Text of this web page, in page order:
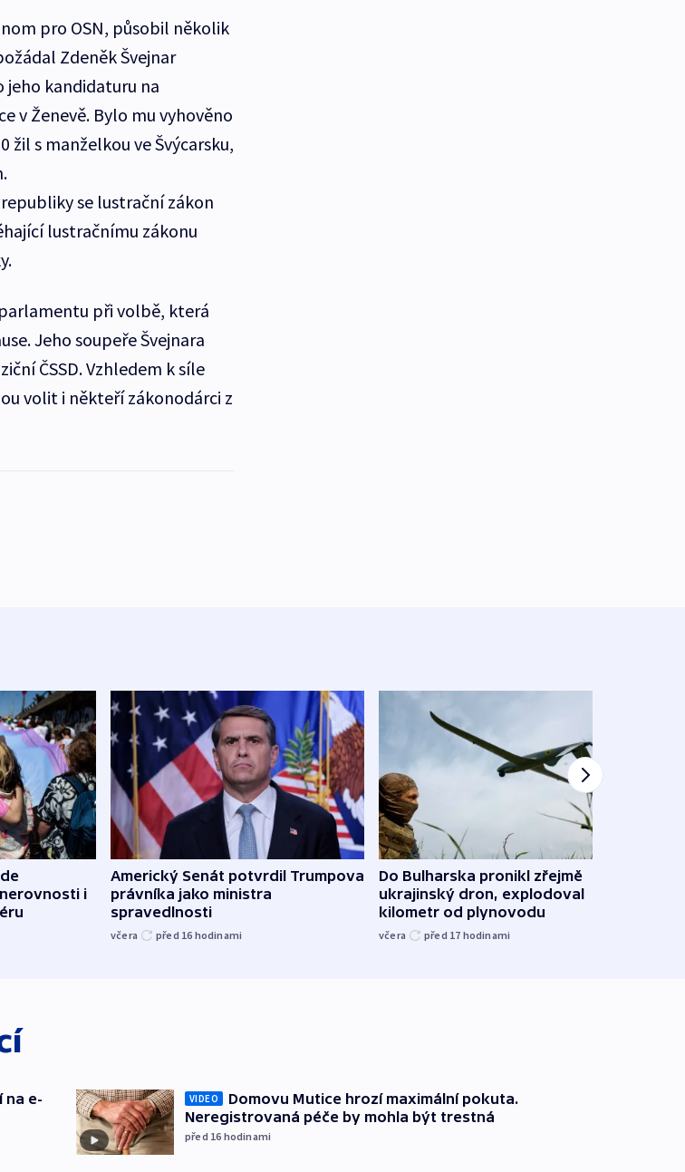
pro OSN, působil několik
Zdeněk Švejnar
kandidaturu na
v Ženevě. Bylo mu vyhověno
žil s manželkou ve Švýcarsku,
se lustrační zákon
lustračnímu zákonu
při volbě, která
Jeho soupeře Švejnara
ČSSD. Vzhledem k síle
volit i někteří zákonodárci z
i
Americký Senát potvrdil Trumpova
právníka jako ministra
spravedlnosti
včera před 16 hodinami
Do Bulharska pronikl zřejmě
ukrajinský dron, explodoval
kilometr od plynovodu
včera před 17 hodinami
na e-
VIDEO
Domovu Mutice hrozí maximální pokuta.
Neregistrovaná péče by mohla být trestná
před 16 hodinami